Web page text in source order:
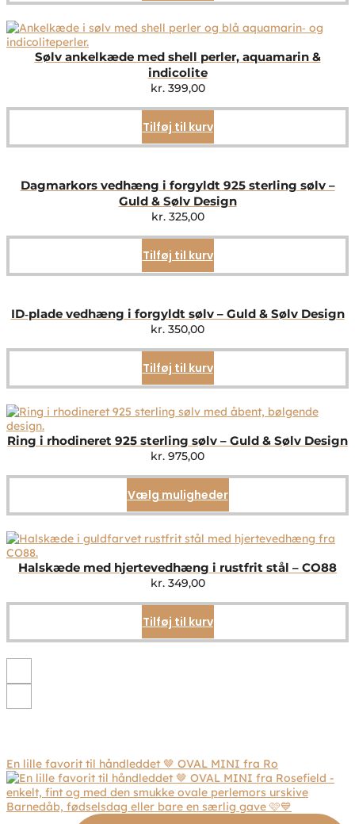
Sølv ankelkæde med shell perler, aquamarin &
indicolite
kr.399,00
Tilføj til kurv
Dagmarkors vedhæng i forgyldt 925 sterling sølv –
Guld & Sølv Design
kr.325,00
Tilføj til kurv
ID‑plade vedhæng i forgyldt sølv – Guld & Sølv Design
kr. 350,00
Tilføj til kurv
Ring i rhodineret 925 sterling sølv – Guld & Sølv Design
kr. 975,00
Vælg mulighederDette
vare
flere
Mulighederne
på
Halskæde med hjertevedhæng i rustfrit stål – CO88
kr.349,00
Tilføj til kurv
En lille favorit til håndleddet 🤎 OVAL MINI fra Ro
Barnedåb, fødselsdag eller bare en særlig gave 🩷💙